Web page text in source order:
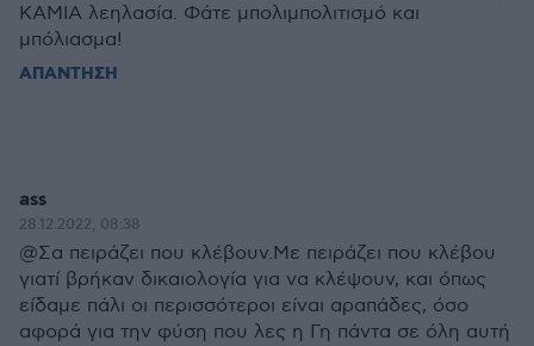
ΚΑΜΙΑ λεηλασία. Φάτε μπολιμπολιτισμό και
μπόλιασμα!
ΑΠΑΝΤΗΣΗ
ass
28.12.2022, 08:38
@Σα πειράζει που κλέβουν.Με πειράζει που κλέβου
γιατί βρήκαν δικαιολογία για να κλέψουν, και όπως
είδαμε πάλι οι περισσότεροι είναι αραπάδες, όσο
αφορά για την φύση που λες η Γη πάντα σε όλη αυτή